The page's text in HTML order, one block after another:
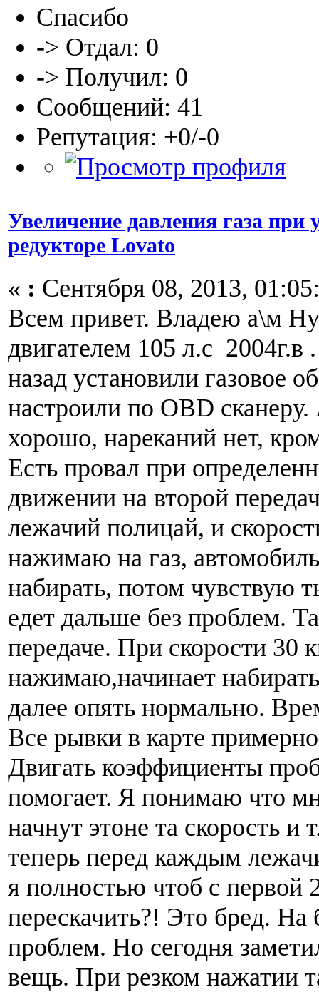
Спасибо
-> Отдал: 0
-> Получил: 0
Сообщений: 41
Репутация: +0/-0
Увеличение давления газа при
редукторе Lovato
« : Сентября 08, 2013,
Всем привет. Владею а\м
двигателем 105 л.с 2004г.в
назад установили газовое
настроили по OBD
хорошо, нареканий нет,
Есть провал при
движении на второй
лежачий полицай, и
нажимаю на газ,
набирать, потом чувствую
едет дальше без проблем.
передаче. При скорости 30
нажимаю,начинает
далее опять нормально.
Все рывки в карте
Двигать коэффициенты
помогает. Я понимаю что
начнут этоне та скорость и
теперь перед каждым
я полностью чтоб с первой
перескачить?! Это бред. На
проблем. Но сегодня
вещь. При резком нажатии